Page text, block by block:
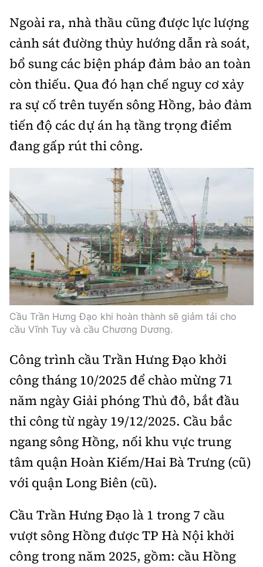
Ngoài ra, nhà thầu cũng được lực lượng
cảnh sát đường thủy hướng dẫn rà soát,
bổ sung các biện pháp đảm bảo an toàn
còn thiếu. Qua đó hạn chế nguy cơ xảy
ra sự cố trên tuyến sông Hồng, bảo đảm
tiến độ các dự án hạ tầng trọng điểm
đang gấp rút thi công.
Cầu Trần Hưng Đạo khi hoàn thành sẽ giảm tải cho
cầu Vĩnh Tuy và cầu Chương Dương.
Công trình cầu Trần Hưng Đạo khởi
công tháng 10/2025 để chào mừng 71
năm ngày Giải phóng Thủ đô, bắt đầu
thi công từ ngày 19/12/2025. Cầu bắc
ngang sông Hồng, nối khu vực trung
tâm quận Hoàn Kiếm/Hai Bà Trưng (cũ)
với quận Long Biên (cũ).
Cầu Trần Hưng Đạo là 1 trong 7 cầu
vượt sông Hồng được TP Hà Nội khởi
công trong năm 2025, gồm: cầu Hồng